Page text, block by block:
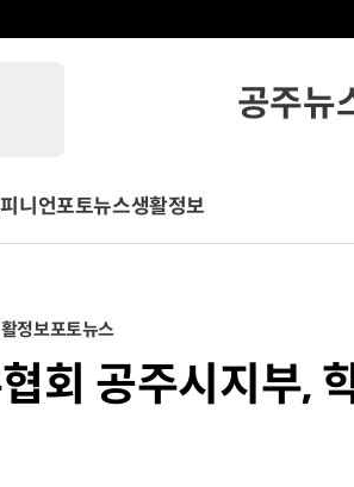
공주뉴
니언포토뉴스생활정보
정보포토뉴스
회 공주시지부,